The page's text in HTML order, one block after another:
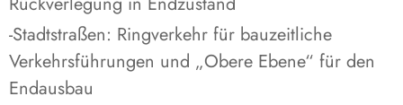
-Stadtstraßen: Ringverkehr für bauzeitliche
Verkehrsführungen und „Obere Ebene“ für den
Endausbau